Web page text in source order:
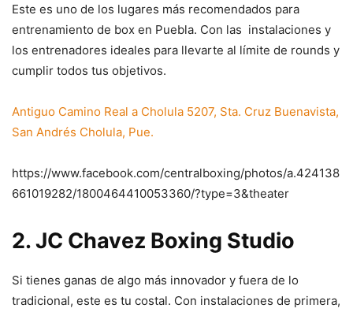
Este es uno de los lugares más recomendados para
entrenamiento de box en Puebla. Con las instalaciones y
los entrenadores ideales para llevarte al límite de rounds y
cumplir todos tus objetivos.
Antiguo Camino Real a Cholula 5207, Sta. Cruz Buenavista,
San Andrés Cholula, Pue.
https://www.facebook.com/centralboxing/photos/a.424138
661019282/1800464410053360/?type=3&theater
2.JC Chavez Boxing Studio
Si tienes ganas de algo más innovador y fuera de lo
tradicional, este es tu costal. Con instalaciones de primera,